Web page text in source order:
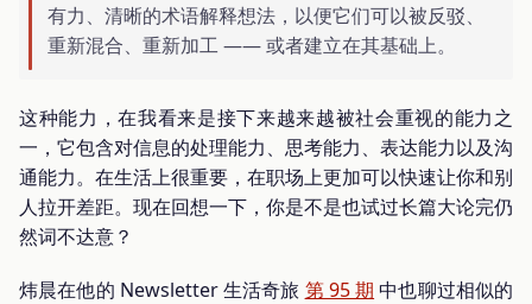
有力、清晰的术语解释想法，以便它们可以被反驳、
重新混合、重新加工 —— 或者建立在其基础上。
这种能力，在我看来是接下来越来越被社会重视的能力之
一，它包含对信息的处理能力、思考能力、表达能力以及沟
通能力。在生活上很重要，在职场上更加可以快速让你和别
人拉开差距。现在回想一下，你是不是也试过长篇大论完仍
然词不达意？
炜晨在他的 Newsletter 生活奇旅 第 95 期 中也聊过相似的